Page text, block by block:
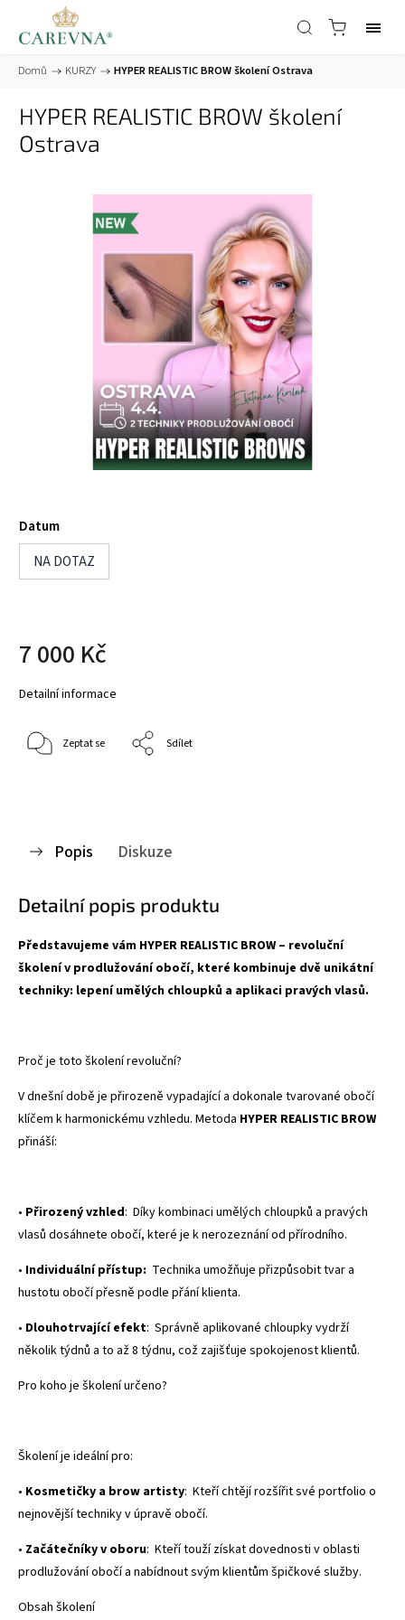
Domů / KURZY / HYPER REALISTIC BROW školení Ostrava
HYPER REALISTIC BROW školení
Ostrava
Datum
NA DOTAZ
7 000 Kč
Detailní informace
Zeptat se Sdílet
Popis Diskuze
Detailní popis produktu
Představujeme vám HYPER REALISTIC BROW – revoluční
školení v prodlužování obočí, které kombinuje dvě unikátní
techniky: lepení umělých chloupků a aplikaci pravých vlasů.
Proč je toto školení revoluční?
V dnešní době je přirozeně vypadající a dokonale tvarované obočí
klíčem k harmonickému vzhledu. Metoda HYPER REALISTIC BROW
přináší:
• Přirozený vzhled: Díky kombinaci umělých chloupků a pravých
vlasů dosáhnete obočí, které je k nerozeznání od přírodního.
• Individuální přístup: Technika umožňuje přizpůsobit tvar a
hustotu obočí přesně podle přání klienta.
• Dlouhotrvající efekt: Správně aplikované chloupky vydrží
několik týdnů a to až 8 týdnu, což zajišťuje spokojenost klientů.
Pro koho je školení určeno?
Školení je ideální pro:
• Kosmetičky a brow artisty: Kteří chtějí rozšířit své portfolio o
nejnovější techniky v úpravě obočí.
• Začátečníky v oboru: Kteří touží získat dovednosti v oblasti
prodlužování obočí a nabídnout svým klientům špičkové služby.
Obsah školení